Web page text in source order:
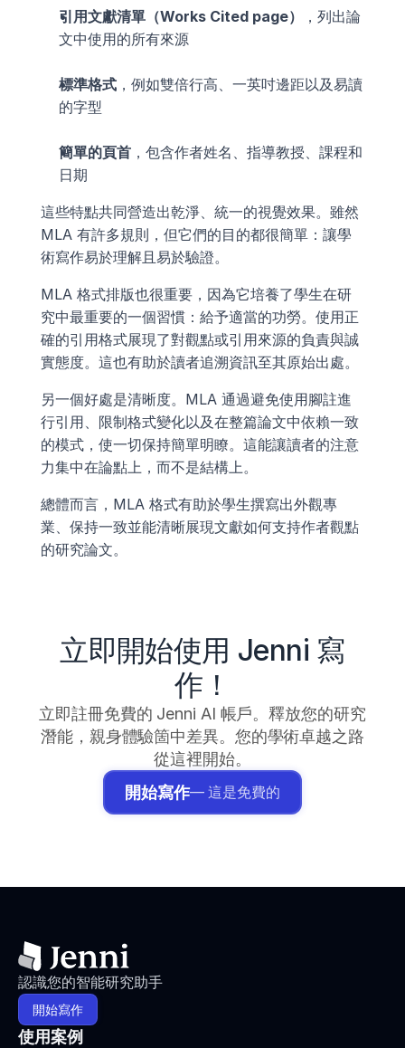
引用文獻清單（Works Cited page）
，列出論
文中使用的所有來源
標準格式，例如雙倍行高、一英吋邊距以及易讀
的字型
簡單的頁首，包含作者姓名、指導教授、課程和
日期
這些特點共同營造出乾淨、統一的視覺效果。雖然
MLA 有許多規則，但它們的目的都很簡單：讓學
術寫作易於理解且易於驗證。
MLA 格式排版也很重要，因為它培養了學生在研
究中最重要的一個習慣：給予適當的功勞。使用正
確的引用格式展現了對觀點或引用來源的負責與誠
實態度。這也有助於讀者追溯資訊至其原始出處。
另一個好處是清晰度。MLA 通過避免使用腳註進
行引用、限制格式變化以及在整篇論文中依賴一致
的模式，使一切保持簡單明瞭。這能讓讀者的注意
力集中在論點上，而不是結構上。
總體而言，MLA 格式有助於學生撰寫出外觀專
業、保持一致並能清晰展現文獻如何支持作者觀點
的研究論文。
立即開始使用 Jenni 寫
作！
立即註冊免費的 Jenni AI 帳戶。釋放您的研究
潛能，親身體驗箇中差異。您的學術卓越之路
從這裡開始。
開始寫作— 這是免費的
認識您的智能研究助手
開始寫作
使用案例